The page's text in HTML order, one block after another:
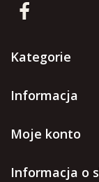
Kategorie
Informacja
Moje konto
Informacja o